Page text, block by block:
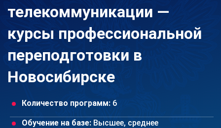
телекоммуникации —
курсы профессиональной
переподготовки в
Новосибирске
Количество программ: 6
Обучение на базе: Высшее, среднее